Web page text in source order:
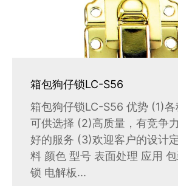
箱包狗仔锁LC-S56
箱包狗仔锁LC-S56 优势 (1)
可供选择 (2)高质量，有竞争
好的服务 (3)欢迎客户的设计
料 颜色 型号 表面处理 应用
锁 电解板...